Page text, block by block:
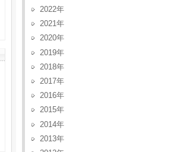
2022
2021
2020
2019
2018
2017
2016
2015
2014
2013